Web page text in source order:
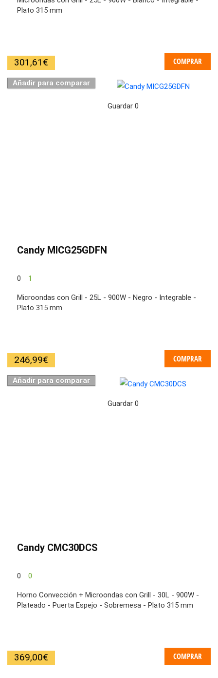
Plato 315 mm
301,61 € COMPRAR
Añadir para comparar
Guardar 0
Candy MICG25GDFN
0 1
Microondas con Grill - 25L - 900W - Negro - Integrable -
Plato 315 mm
246,99€ COMPRAR
Añadir para comparar
Guardar 0
Candy CMC30DCS
0 0
Horno Convección + Microondas con Grill - 30L - 900W -
Plateado - Puerta Espejo - Sobremesa - Plato 315 mm
369,00€ COMPRAR